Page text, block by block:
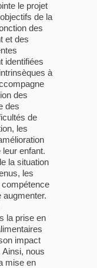
le projet
de la
des
et des
identifiées
à
des
des
de
les
enfant.
la situation
les
augmenter.
la prise en
impact
nous
mise en